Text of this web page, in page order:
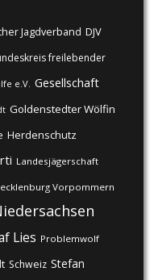
Jagdverband DJV
freilebender
e.V. Gesellschaft
Goldenstedter Wölfin
Herdenschutz
Landesjägerschaft
Vorpommern
Lies Problemwolf
Schweiz Stefan